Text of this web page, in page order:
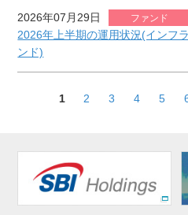
2026年07月29日 ファンド
2026年上半期の運用状況(インフ
ンド)
1 2 3 4 5